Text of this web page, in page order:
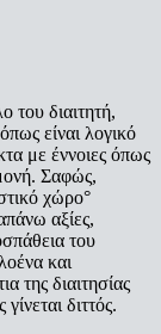
του διαιτητή,
είναι λογικό
με έννοιες όπως
Σαφώς,
χώρο°
αξίες,
του
και
της διαιτησίας
διττός.